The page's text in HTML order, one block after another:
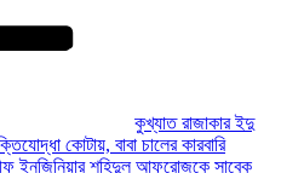
কুখ্যাত রাজাকার ইদু
কোটায়, বাবা চালের কারবারি
ইনজিনিয়ার শহিদুল আফরোজকে সাবেক